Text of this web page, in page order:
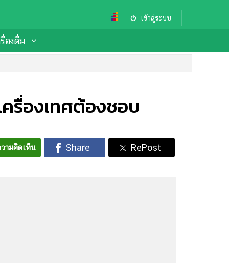
เข้าสู่ระบบ
องดื่ม
รื่องเทศต้องชอบ
ามคิดเห็น